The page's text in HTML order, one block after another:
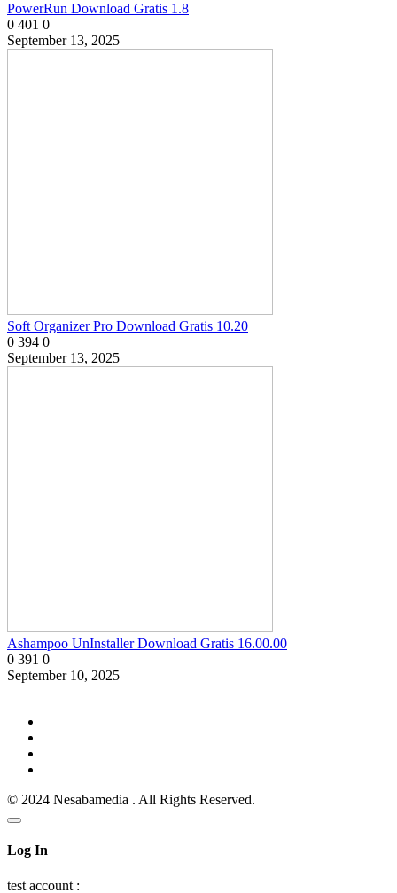
PowerRun Download Gratis 1.8
0 401 0
September 13, 2025
Soft Organizer Pro Download Gratis 10.20
0 394 0
September 13, 2025
Ashampoo UnInstaller Download Gratis 16.00.00
0 391 0
September 10, 2025
© 2024 Nesabamedia . All Rights Reserved.
Log In
test account :